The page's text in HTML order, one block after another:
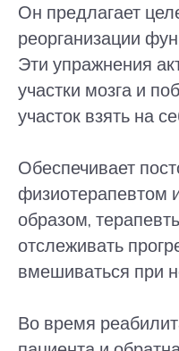
Он предлагает
реорганизации
Эти упражнения
участки мозга и
участок взять на
Обеспечивает
физиотерапевтом
образом,
отслеживать
вмешиваться при
Во время